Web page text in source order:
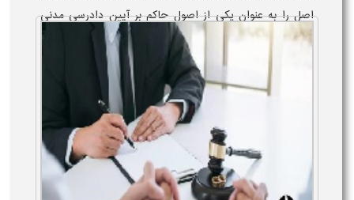
اصل را به عنوان یکی از اصول حاکم بر آیین دادرسی مدنی
ایران به رسمیت می شناسد. مطابق این ماده، اصل بر برائت
است و هرکس خلاف آن را ادعا ک...